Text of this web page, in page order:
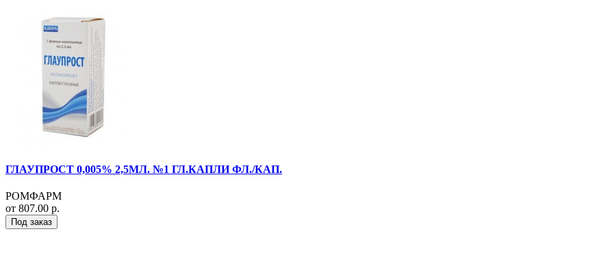
ГЛАУПРОСТ 0,005% 2,5МЛ. №1 ГЛ.КАПЛИ ФЛ./КАП.
РОМФАРМ
от 807.00 р.
Под заказ